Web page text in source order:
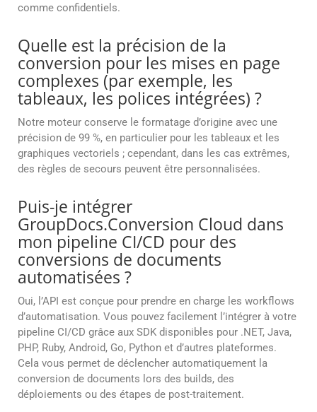
comme confidentiels.
Quelle est la précision de la
conversion pour les mises en page
complexes (par exemple, les
tableaux, les polices intégrées) ?
Notre moteur conserve le formatage d’origine avec une
précision de 99 %, en particulier pour les tableaux et les
graphiques vectoriels ; cependant, dans les cas extrêmes,
des règles de secours peuvent être personnalisées.
Puis-je intégrer
GroupDocs.Conversion Cloud dans
mon pipeline CI/CD pour des
conversions de documents
automatisées ?
Oui, l’API est conçue pour prendre en charge les workflows
d’automatisation. Vous pouvez facilement l’intégrer à votre
pipeline CI/CD grâce aux SDK disponibles pour .NET, Java,
PHP, Ruby, Android, Go, Python et d’autres plateformes.
Cela vous permet de déclencher automatiquement la
conversion de documents lors des builds, des
déploiements ou des étapes de post-traitement.